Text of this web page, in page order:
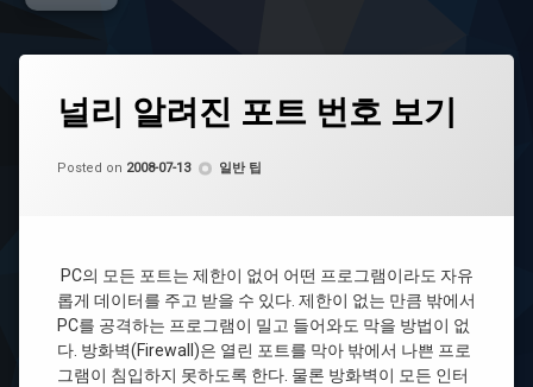
널리 알려진 포트 번호 보기
Posted on 2008-07-13
by CoCo
Categories:
일반 팁
PC의 모든 포트는 제한이 없어 어떤 프로그램이라도 자유
롭게 데이터를 주고 받을 수 있다. 제한이 없는 만큼 밖에서
PC를 공격하는 프로그램이 밀고 들어와도 막을 방법이 없
다. 방화벽(Firewall)은 열린 포트를 막아 밖에서 나쁜 프로
그램이 침입하지 못하도록 한다. 물론 방화벽이 모든 인터
PORT
a
Comment
널
포
트
번
호
보
기